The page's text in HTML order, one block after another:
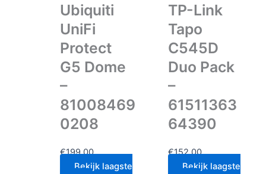
Ubiquiti
UniFi
Protect
G5 Dome
–
81008469
0208
€199.00
Bekijk laagste
TP-Link
Tapo
C545D
Duo Pack
–
61511363
64390
€152.00
Bekijk laagste